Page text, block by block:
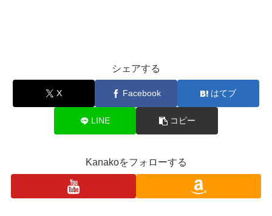
シェアする
X Facebook はてブ
LINE コピー
Kanakoをフォローする